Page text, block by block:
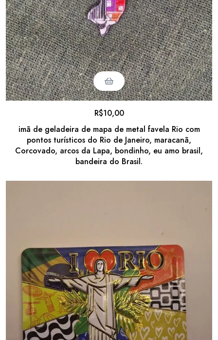
imã de geladeira de mapa de metal favela Rio com
pontos turísticos do Rio de Janeiro, maracanã,
Corcovado, arcos da Lapa, bondinho, eu amo brasil,
bandeira do Brasil.
R$10,00